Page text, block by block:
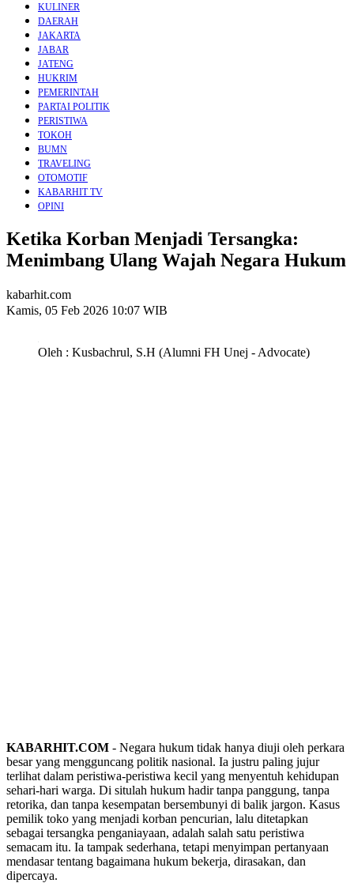
KULINER
DAERAH
JAKARTA
JABAR
JATENG
HUKRIM
PEMERINTAH
PARTAI POLITIK
PERISTIWA
TOKOH
BUMN
TRAVELING
OTOMOTIF
KABARHIT TV
OPINI
Ketika Korban Menjadi Tersangka:
Menimbang Ulang Wajah Negara Hukum
kabarhit.com
Kamis, 05 Feb 2026 10:07 WIB
Oleh : Kusbachrul, S.H (Alumni FH Unej - Advocate)
KABARHIT.COM - Negara hukum tidak hanya diuji oleh perkara
besar yang mengguncang politik nasional. Ia justru paling jujur
terlihat dalam peristiwa-peristiwa kecil yang menyentuh kehidupan
sehari-hari warga. Di situlah hukum hadir tanpa panggung, tanpa
retorika, dan tanpa kesempatan bersembunyi di balik jargon. Kasus
pemilik toko yang menjadi korban pencurian, lalu ditetapkan
sebagai tersangka penganiayaan, adalah salah satu peristiwa
semacam itu. Ia tampak sederhana, tetapi menyimpan pertanyaan
mendasar tentang bagaimana hukum bekerja, dirasakan, dan
dipercaya.